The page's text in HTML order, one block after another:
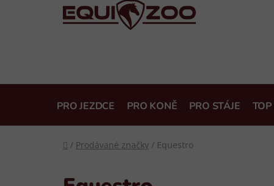
PRO JEZDCE PRO KONĚ PRO STÁJE
Domů
/ Prodávané značky / Equestro